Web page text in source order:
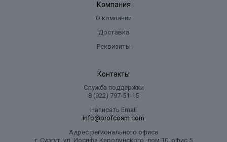
Компания
О компании
Доставка
Реквизиты
Контакты
Служба поддержки
8 (922) 797‑51-15
Написать Email
info@profcosm.com
Адрес регионального офиса
г. Сургут, ул. Иосифа Каролинского, дом 10, офис 5